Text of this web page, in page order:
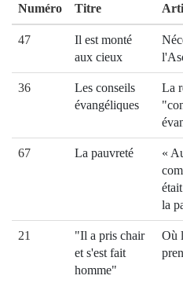
Numéro Titre
47
Il est monté
aux cieux
36
Les conseils
évangéliques
La
67 La pauvreté
«
la
21
"Il a pris chair
et s'est fait
homme"
Où